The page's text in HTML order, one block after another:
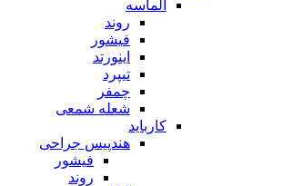
الماسه
روند
فیشور
اینورتد
تیپرد
چمفر
شعله شمعی
کارباید
هندپیس جراحی
فیشور
روند